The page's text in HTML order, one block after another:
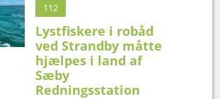
112
Lystfiskere i robåd
ved Strandby måtte
hjælpes i land af
Sæby
Redningsstation